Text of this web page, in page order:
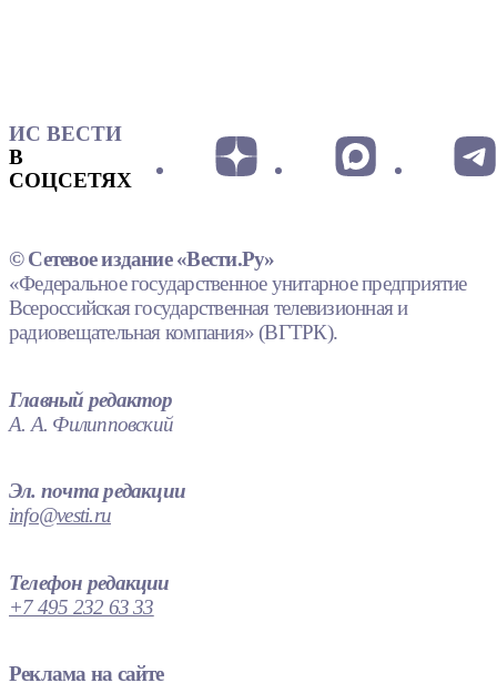
ИС ВЕСТИ
В
СОЦСЕТЯХ
© Сетевое издание «Вести.Ру»
«Федеральное государственное унитарное предприятие
Всероссийская государственная телевизионная и
радиовещательная компания» (ВГТРК).
Главный редактор
А. А. Филипповский
Эл. почта редакции
info@vesti.ru
Телефон редакции
+7 495 232 63 33
Реклама на сайте